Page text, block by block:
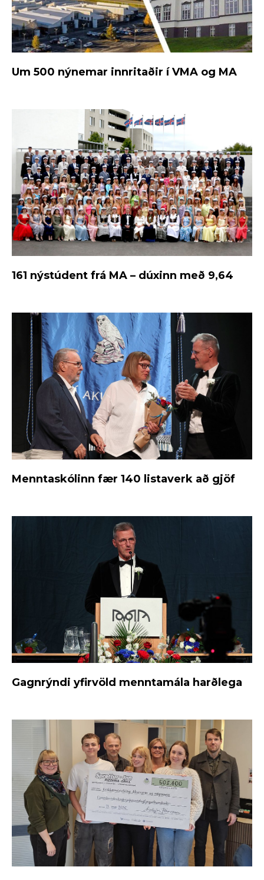
Um 500 nýnemar innritaðir í VMA og MA
161 nýstúdent frá MA – dúxinn með 9,64
Menntaskólinn fær 140 listaverk að gjöf
Gagnrýndi yfirvöld menntamála harðlega